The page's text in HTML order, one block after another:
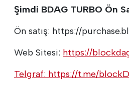
Şimdi BDAG TURBO Ön
Ön satış: https://
Web Sitesi: https://
Telgraf: https://t.me/